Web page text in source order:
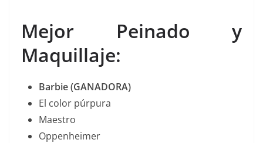
Mejor Peinado y
Maquillaje:
Barbie (GANADORA)
El color púrpura
Maestro
Oppenheimer